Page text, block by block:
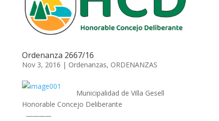
Ordenanza 2667/16
Nov 3, 2016 | Ordenanzas, ORDENANZAS
Municipalidad de Villa Gesell
Honorable Concejo Deliberante
————